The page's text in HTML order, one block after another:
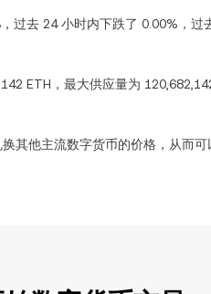
，过去 24 小时内下跌了 0.00% ，过
ETH ，最大供应量为
换其他主流数字货币的价格，从而